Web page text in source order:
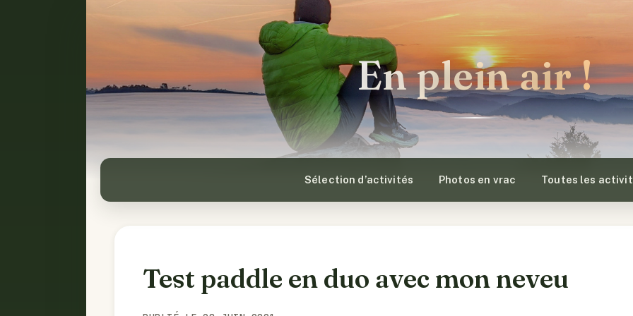
En plein air !
Sélection d’activités Photos en vrac Toutes les
Test paddle en duo avec mon neveu